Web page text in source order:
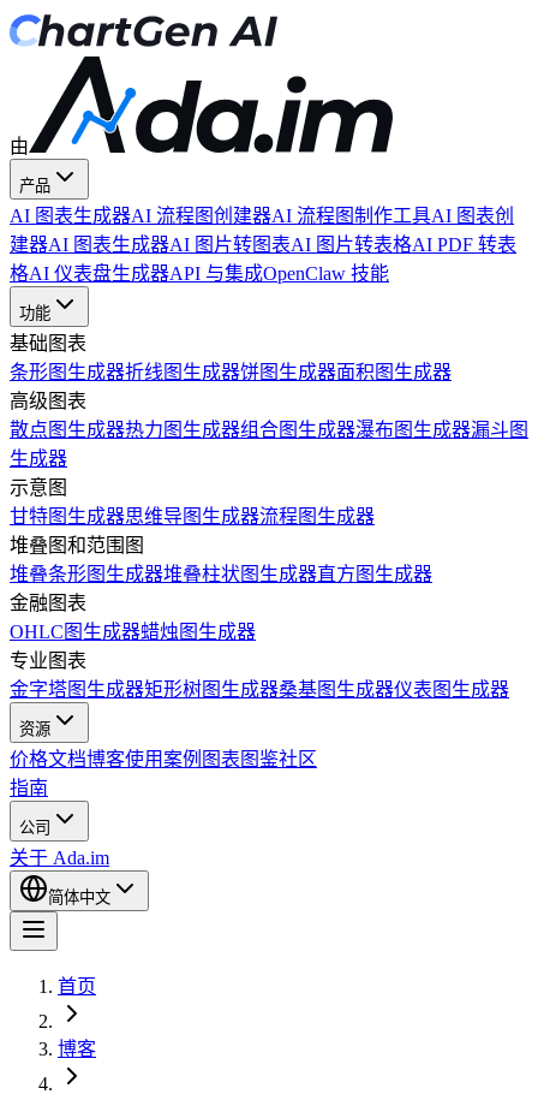
由
产品
AI 图表生成器AI 流程图创建器AI 流程图制作工具AI 图表创
建器AI 图表生成器AI 图片转图表AI 图片转表格AI PDF 转表
格AI 仪表盘生成器API 与集成OpenClaw 技能
功能
基础图表
条形图生成器折线图生成器饼图生成器面积图生成器
高级图表
散点图生成器热力图生成器组合图生成器瀑布图生成器漏斗图
生成器
示意图
甘特图生成器思维导图生成器流程图生成器
堆叠图和范围图
堆叠条形图生成器堆叠柱状图生成器直方图生成器
金融图表
OHLC图生成器蜡烛图生成器
专业图表
金字塔图生成器矩形树图生成器桑基图生成器仪表图生成器
资源
价格文档博客使用案例 图表图鉴社区
指南
公司
关于 Ada.im
简体中文
首页
博客